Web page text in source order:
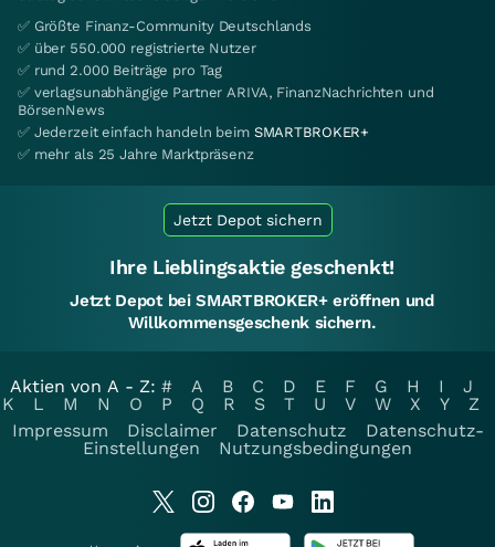
✅ Größte Finanz-Community Deutschlands
✅ über 550.000 registrierte Nutzer
✅ rund 2.000 Beiträge pro Tag
✅ verlagsunabhängige Partner ARIVA, FinanzNachrichten und
BörsenNews
✅ Jederzeit einfach handeln beim SMARTBROKER+
✅ mehr als 25 Jahre Marktpräsenz
Jetzt Depot sichern
Ihre Lieblingsaktie geschenkt!
Jetzt Depot bei SMARTBROKER+ eröffnen und
Willkommensgeschenk sichern.
Aktien von A - Z: # A B C D E F G H I
J
K
L M N O P Q R S T U V W X Y
Z
Impressum
Disclaimer Datenschutz
Datenschutz-
Einstellungen
Nutzungsbedingungen